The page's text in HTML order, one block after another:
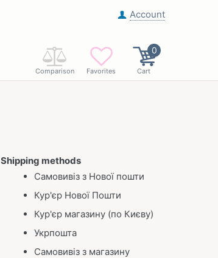
Account
0
Cart
Favorites
Comparison
Shipping methods
Самовивіз з Нової пошти
Кур'єр Нової Пошти
Кур'єр магазину (по Києву)
Укрпошта
Самовивіз з магазину